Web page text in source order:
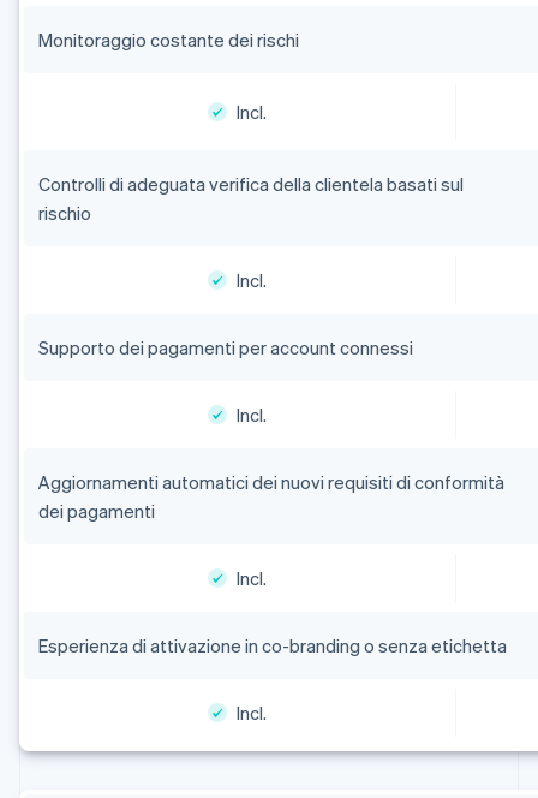
Monitoraggio costante dei rischi
Incl.
Controlli di adeguata verifica della clientela basati sul
rischio
Incl.
Supporto dei pagamenti per account connessi
Incl.
Aggiornamenti automatici dei nuovi requisiti di conformità
dei pagamenti
Incl.
Esperienza di attivazione in co-branding o senza etichetta
Incl.